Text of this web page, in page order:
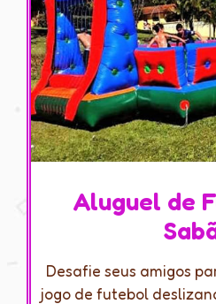
Aluguel de
Desafie seus amigos
jogo de futebol